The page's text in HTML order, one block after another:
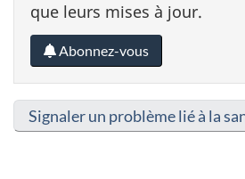
que leurs mises à jour.
Abonnez-vous
Signaler un problème lié à la